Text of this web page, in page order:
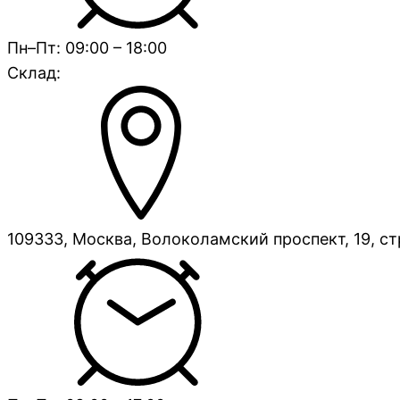
Пн–Пт: 09:00 – 18:00
Склад:
109333, Москва, Волоколамский проспект, 19,